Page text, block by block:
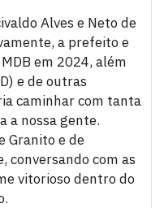
Alves e Neto de
a prefeito e
em 2024, além
e de outras
caminhar com tanta
a nossa gente.
Granito e de
conversando com as
vitorioso dentro do